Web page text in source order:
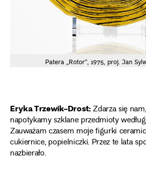
Patera „Rotor”, 1975, proj. Jan
Eryka Trzewik-Drost:Zdarza się
napotykamy szklane przedmioty
Zauważam czasem moje figurki
cukiernice, popielniczki. Przez te lata
nazbierało.